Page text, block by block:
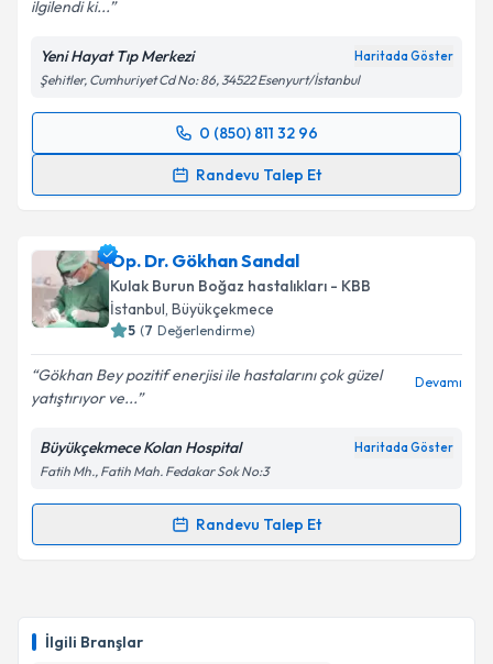
İlgili Branşlar
Kişisel verilerimin işlenmesine ilişkinAydınlatma
kapsamda işlenmesini kabul ediyorum.
Takvim Talebini Gönder
ilgilendi ki...
Yeni Hayat Tıp Merkezi Haritada Göster
Şehitler, Cumhuriyet Cd No: 86, 34522 Esenyurt/İstanbul
0 (850) 811 32 96
Randevu Talep Et
Randevu Takvimi Talebi
takvim hazırlandığında e-posta ile bilgilendireceğiz.
E-posta Adresiniz
kapsamda işlenmesini kabul ediyorum.
Takvim Talebini Gönder
Op. Dr. Gökhan Sandal
Kulak Burun Boğaz hastalıkları - KBB
İstanbul, Büyükçekmece
5 (7 Değerlendirme)
Gökhan Bey pozitif enerjisi ile hastalarını çok güzel
yatıştırıyor ve...
Devamı
Büyükçekmece Kolan Hospital Haritada Göster
Fatih Mh., Fatih Mah. Fedakar Sok No:3
Randevu Talep Et
Randevu Takvimi Talebi
takvim hazırlandığında e-posta ile bilgilendireceğiz.